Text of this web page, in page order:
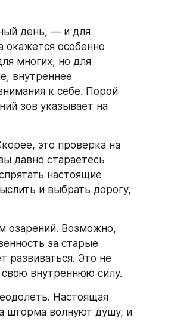
день, — и для
окажется особенно
многих, но для
внутреннее
к себе. Порой
зов указывает на
это проверка на
давно стараетесь
настоящие
и выбрать дорогу,
озарений. Возможно,
за старые
развиваться. Это не
внутреннюю силу.
Настоящая
шторма волнуют душу, и